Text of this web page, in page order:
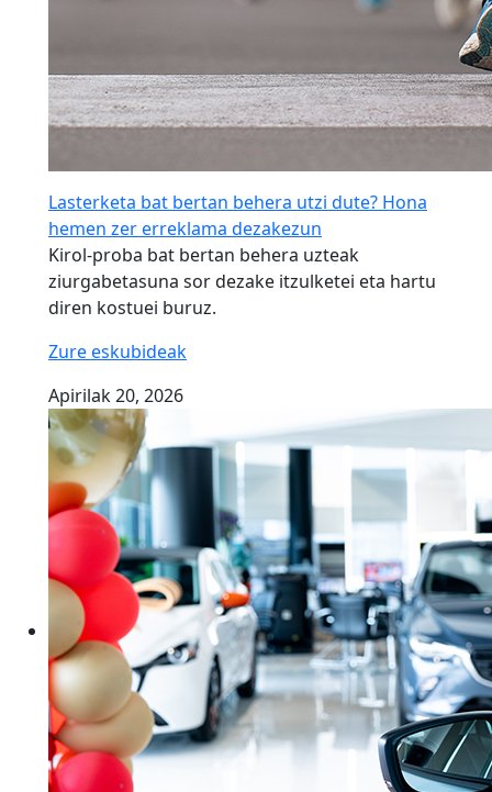
Lasterketa bat bertan behera utzi dute? Hona
hemen zer erreklama dezakezun
Kirol-proba bat bertan behera uzteak
ziurgabetasuna sor dezake itzulketei eta hartu
diren kostuei buruz.
Zure eskubideak
Apirilak 20, 2026